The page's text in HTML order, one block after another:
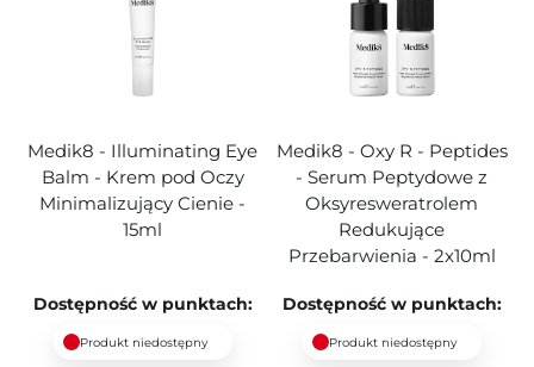
Medik8 - Illuminating Eye
Balm - Krem pod Oczy
Minimalizujący Cienie -
15ml
Dostępność w punktach:
Produkt niedostępny
Medik8 - Oxy R - Peptides
- Serum Peptydowe z
Oksyresweratrolem
Redukujące
Przebarwienia - 2x10ml
Dostępność w punktach:
Produkt niedostępny